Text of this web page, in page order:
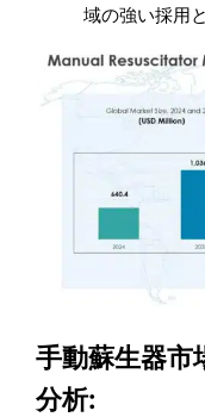
域の強い採用
手動蘇生器
分析: